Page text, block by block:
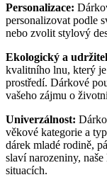
Personalizace:
personalizovat podle
nebo zvolit stylový
Ekologický a
kvalitního lnu, který
prostředí. Dárkové
vašeho zájmu o
Univerzálnost:
věkové kategorie a
dárek mladé rodině,
slaví narozeniny,
situacích.